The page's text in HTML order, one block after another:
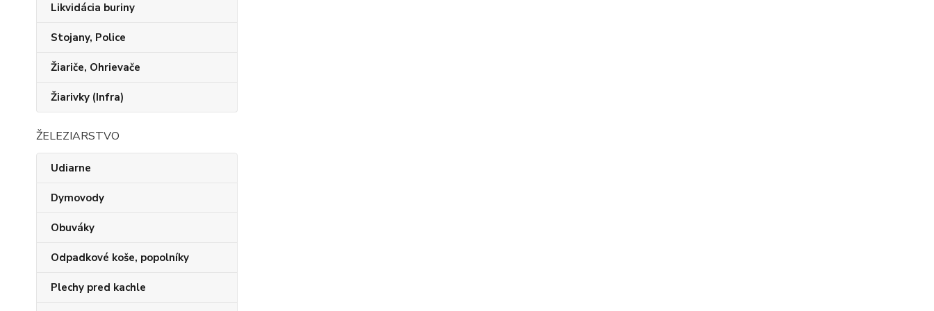
Likvidácia buriny
Stojany, Police
Žiariče, Ohrievače
Žiarivky (Infra)
ŽELEZIARSTVO
Udiarne
Dymovody
Obuváky
Odpadkové koše, popolníky
Plechy pred kachle